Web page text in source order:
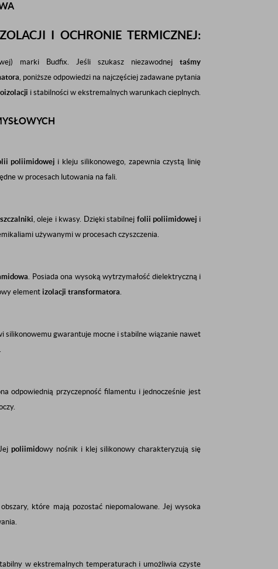
I OCHRONIE TERMICZNEJ:
marki Budfix. Jeśli szukasz niezawodnej taśmy
, poniższe odpowiedzi na najczęściej zadawane pytania
i stabilności w ekstremalnych warunkach cieplnych.
poliimidowej i kleju silikonowego, zapewnia czystą linię
w procesach lutowania na fali.
, oleje i kwasy. Dzięki stabilnej folii poliimidowej i
używanymi w procesach czyszczenia.
. Posiada ona wysoką wytrzymałość dielektryczną i
element izolacji transformatora.
silikonowemu gwarantuje mocne i stabilne wiązanie nawet
odpowiednią przyczepność filamentu i jednocześnie jest
poliimidowy nośnik i klej silikonowy charakteryzują się
które mają pozostać niepomalowane. Jej wysoka
w ekstremalnych temperaturach i umożliwia czyste